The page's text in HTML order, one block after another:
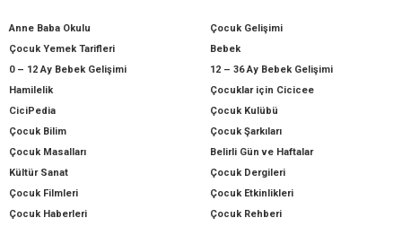
Anne Baba Okulu
Çocuk Gelişimi
Çocuk Yemek Tarifleri
Bebek
0 – 12 Ay Bebek Gelişimi
12 – 36 Ay Bebek Gelişimi
Hamilelik
Çocuklar için Cicicee
CiciPedia
Çocuk Kulübü
Çocuk Bilim
Çocuk Şarkıları
Çocuk Masalları
Belirli Gün ve Haftalar
Kültür Sanat
Çocuk Dergileri
Çocuk Filmleri
Çocuk Etkinlikleri
Çocuk Haberleri
Çocuk Rehberi